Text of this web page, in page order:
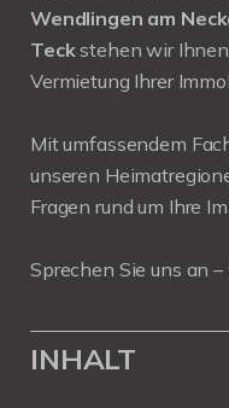
Wendlingen am
Teckstehen wir
Vermietung Ihrer
Mit umfassendem
unseren
Fragen rund um Ihre
Sprechen Sie uns an –
INHALT